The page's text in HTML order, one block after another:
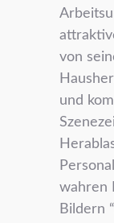
von
und
wahren
Bildern